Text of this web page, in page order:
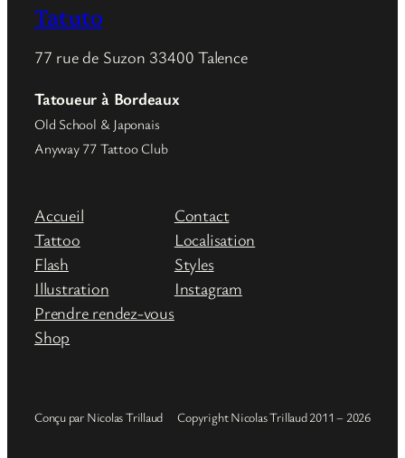
Tatuto
77 rue de Suzon 33400 Talence
Tatoueur à Bordeaux
Old School & Japonais
Anyway 77 Tattoo Club
Accueil
Tattoo
Flash
Illustration
Prendre rendez-vous
Shop
Contact
Localisation
Styles
Instagram
Conçu par Nicolas Trillaud Copyright Nicolas Trillaud 2011 – 2026